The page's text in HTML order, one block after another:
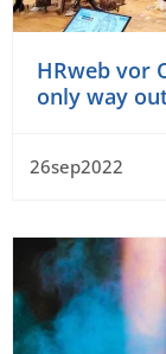
HRweb vor
only way
26sep2022